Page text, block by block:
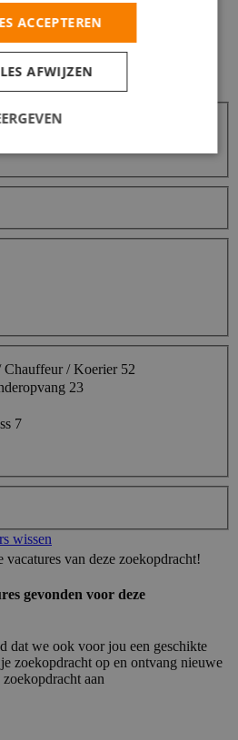
moment uitzetten.
bij jou past
Chauffeur / Koerier 52
23
7
wissen
vacatures van deze zoekopdracht!
gevonden voor deze
dat we ook voor jou een geschikte
zoekopdracht op en ontvang nieuwe
aan
ACCEPTEREN
AFWIJZEN